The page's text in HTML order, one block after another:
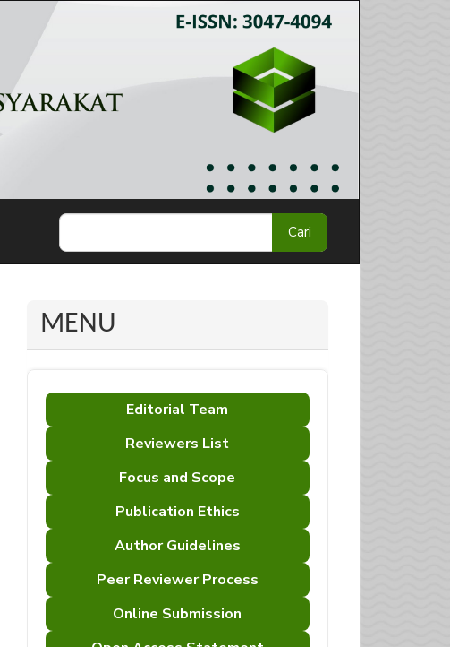
Cari
MENU
Editorial Team
Reviewers List
Focus and Scope
Publication Ethics
Author Guidelines
Peer Reviewer Process
Online Submission